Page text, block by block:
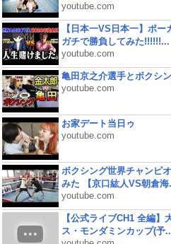
youtube.com
【日本一VS日本一】ポ
ガチで勝負してみた!!!!!!...
youtube.com
亀田京之介選手とボクシ
youtube.com
お家デート当日ゥ
youtube.com
ボクシング世界チャンピ
みた 【京口紘人VS朝倉海
youtube.com
【公式ライブCH1 全編】
ス・モンダミンカップ(予